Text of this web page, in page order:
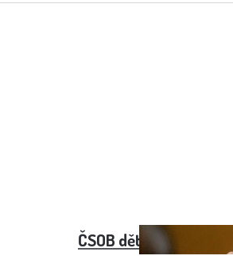
ČSOB dětský účet